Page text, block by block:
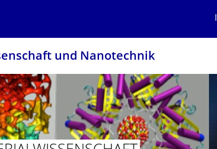
und Nanotechnik